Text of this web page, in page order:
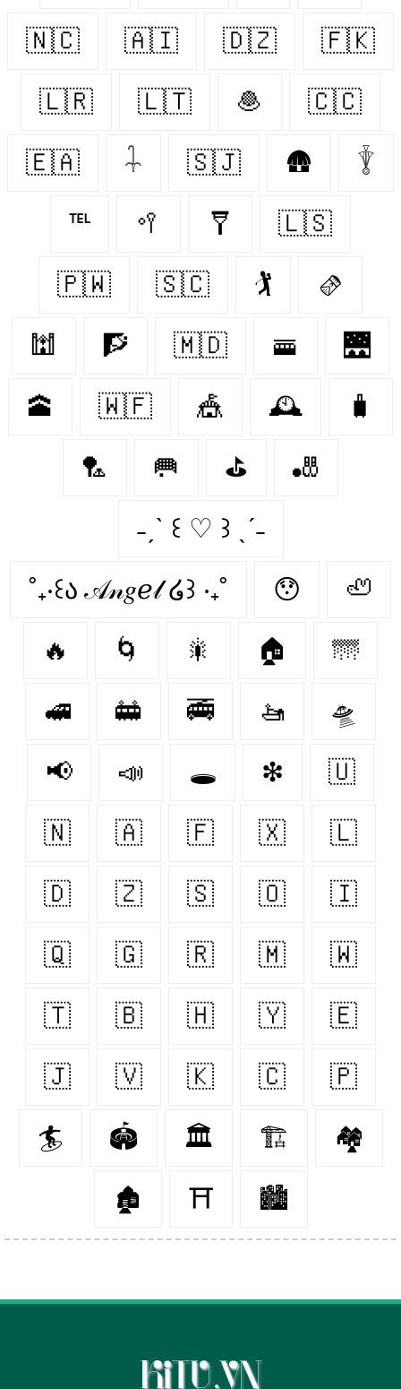
🇳🇨 🇦🇮 🇩🇿 🇫🇰
🇱🇷 🇱🇹 🧆 🇨🇨
🇪🇦 𓇑 🇸🇯 🛖 𓇊
℡ 🥍 🩼 🇱🇸
🇵🇼 🇸🇨 🏌️ 🫔
🕍 🧗‍ 🇲🇩 🚟 🌉
🕋 🇼🇫 🎪 🕰 🧳
🏸 🥅 ⛳️ 🎳
˗ˏˋ ꒰ ♡ ꒱ ˎˊ˗
˚₊‧꒰ა 𝒜𝓃𝑔ℯ𝓁 ໒꒱ ‧₊˚ 😯 🦥
🔥 🌀 🎇 🏠 🌁
🚅 🚋 🚎 🚤 🛸
📢 📣 🕳 ❇ 🇺
🇳 🇦 🇫 🇽 🇱
🇩 🇿 🇸 🇴 🇮
🇶 🇬 🇷 🇲 🇼
🇹 🇧 🇭 🇾 🇪
🇯 🇻 🇰 🇨 🇵
🏄‍ 🏟️ 🏛️ 🏗️ 🏘️
🏚️ ⛩️ 🏙️